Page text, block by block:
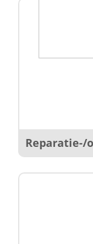
Reparatie-/